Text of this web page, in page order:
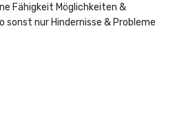
Fähigkeit Möglichkeiten &
sonst nur Hindernisse & Probleme